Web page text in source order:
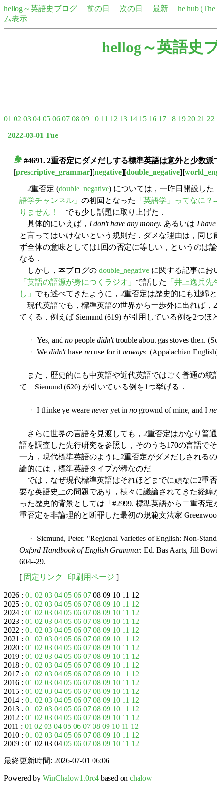
hellog～英語史ブログ 前の日 次の日 最新
helhub
ム表示
hellog～英語史
01 02 03 04 05 06 07 08 09 10 11 12 13 14 15 16 17 18 19 20 21 22
2022-03-01 Tue
#4691. 2重否定にダメだしする標準英語は意外と少数派
[prescriptive_grammar][negative][double_negative][
2重否定 (double_negative) については，一昨日開設した
語学チャンネル」 の初回となった
「英語学」ってなに
りません！！ でも少し話題に取り上げた．
具体的にいえば， I don't have any money. あるいは I
と言ってはいけないという規則だ．ダメな理由は，同
ず全体の意味としては1回の否定に等しい，というのは
なる．
しかし，本ブログの double_negative に関する記事にお
「英語の語源が身につくラジオ」 で話した
「井上逸兵
し」 でも述べてきたように，2重否定は歴史的にも連綿
現代英語でも，標準英語の世界から一歩外に出れば，
てくる．例えば Siemund (619) が引用している例を2つほ
・ Yes, and no people didn'ttrouble about gas stoves then.
・ We didn'thave no use for it noways. (Appalachian
また，歴史的にも中英語や近代英語ではごく普通の統
て，Siemund (620) が引いている例を1つ挙げる．
・ I thinke ye weare neveryet in no grownd of mine, and I
さらに世界の言語を見渡しても，2重否定はかなり普通
語を調査した先行研究を参照し，そのうち170の言語で
一方，現代標準英語のように2重否定がダメだしされる
論的には，標準英語タイプが稀なのだ．
では，なぜ現代標準英語はそれほどまでに頑なに2重
要な英語史上の問題であり，様々に議論されてきた経
った歴史的背景としては「#2999. 標準英語から二重否定
重否定を非論理的と断罪した最初の規範文法家
・ Siemund, Peter. "Regional Varieties of English: Non-
Oxford Handbook of English Grammar. Ed. Bas Aarts, Jill
604--29.
[ 固定リンク | 印刷用ページ ]
2026 : 01 02 03 04 05 06 07 08 09 10 11 12
2025 : 01 02 03 04 05 06 07 08 09 10 11 12
2024 : 01 02 03 04 05 06 07 08 09 10 11 12
2023 : 01 02 03 04 05 06 07 08 09 10 11 12
2022 : 01 02 03 04 05 06 07 08 09 10 11 12
2021 : 01 02 03 04 05 06 07 08 09 10 11 12
2020 : 01 02 03 04 05 06 07 08 09 10 11 12
2019 : 01 02 03 04 05 06 07 08 09 10 11 12
2018 : 01 02 03 04 05 06 07 08 09 10 11 12
2017 : 01 02 03 04 05 06 07 08 09 10 11 12
2016 : 01 02 03 04 05 06 07 08 09 10 11 12
2015 : 01 02 03 04 05 06 07 08 09 10 11 12
2014 : 01 02 03 04 05 06 07 08 09 10 11 12
2013 : 01 02 03 04 05 06 07 08 09 10 11 12
2012 : 01 02 03 04 05 06 07 08 09 10 11 12
2011 : 01 02 03 04 05 06 07 08 09 10 11 12
2010 : 01 02 03 04 05 06 07 08 09 10 11 12
2009 : 01 02 03 04 05 06 07 08 09 10 11 12
最終更新時間: 2026-07-01 06:06
Powered by WinChalow1.0rc4 based on chalow